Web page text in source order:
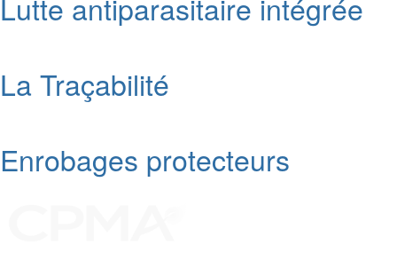
La Traçabilité
Enrobages protecteurs